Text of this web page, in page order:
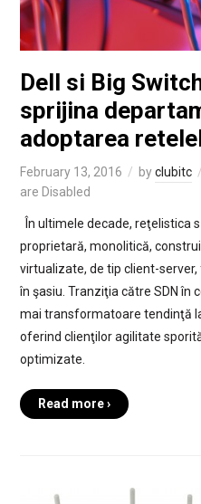
Dell si Big
sprijina
adoptarea
February 13, 2016 byclubitc
are Disabled
În ultimele decade, reţelistica
proprietară, monolitică,
virtualizate, de tip client-
în şasiu. Tranziţia către SDN în
mai transformatoare tendinţă
oferind clienţilor agilitate
optimizate.
Read more ›